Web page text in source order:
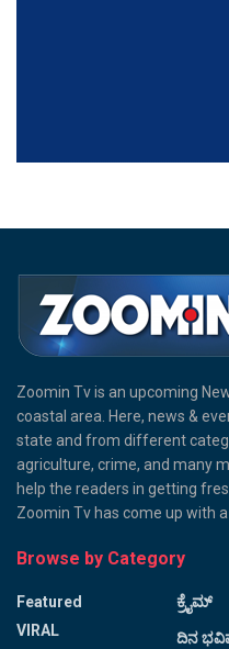
Zoomin Tv is an upcoming
coastal area. Here, news &
state and from different
agriculture, crime, and many
help the readers in getting
Zoomin Tv has come up with
Browse by Category
Featured
VIRAL
ಕ್ರೈಮ್
ದಿನ